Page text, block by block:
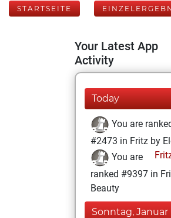
STARTSEITE
Your Latest App
Activity
Today
You are
#2473 in Fritz by
You are
ranked #9397 in
Beauty
Sonntag, Januar